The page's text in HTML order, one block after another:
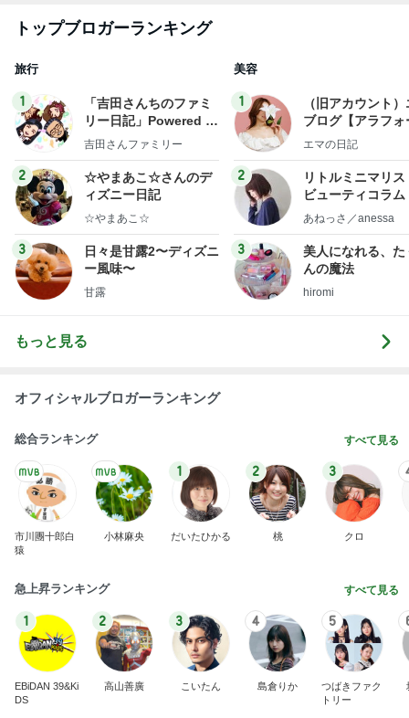
トップブロガーランキング
旅行
1
「吉田さんちのファミ
リー日記」Powered b
y Ameba 吉田さんファ
ログ
吉田さんファミリー
2
☆やまあこ☆さんのデ
ィズニー日記
☆やまあこ☆
3
日々是甘露2〜ディズニ
ー風味〜
甘露
美容
1
（旧アカウント
ブログ【アラフォ
社売却セカンドラ
エマの日記
2
リトルミニマリス
ビューティコラ
little
あねっさ／anessa
3
美人になれる、た
んの魔法
hiromi
もっと見る
オフィシャルブロガーランキング
総合ランキング すべて見る
市川團十郎白
猿
小林麻央
1
だいたひかる
2
桃
3
クロ
急上昇ランキング すべて見る
1
EBiDAN 39&Ki
DS
2
高山善廣
3
こいたん
4
島倉りか
5
つばきファク
トリー